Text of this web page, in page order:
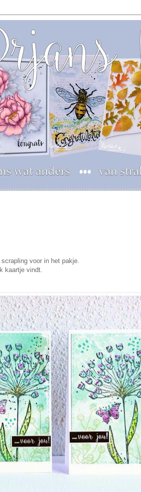
voor in het pakje.
kaartje vindt.